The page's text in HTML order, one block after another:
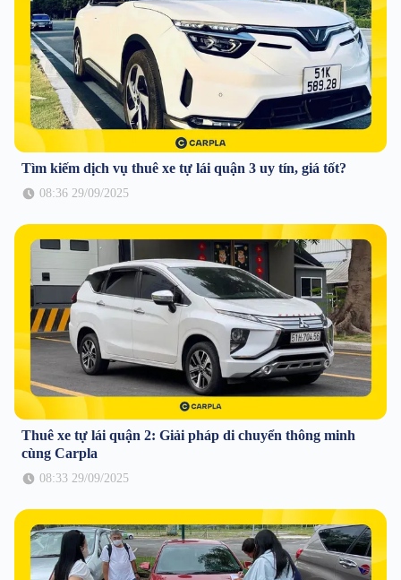
Tìm kiếm dịch vụ thuê xe tự lái quận 3 uy tín, giá tốt?
08:36 29/09/2025
Thuê xe tự lái quận 2: Giải pháp di chuyển thông minh
cùng Carpla
08:33 29/09/2025